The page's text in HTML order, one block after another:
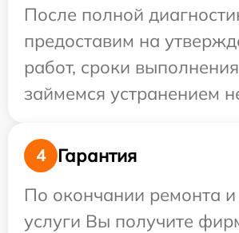
После полной
предоставим на
работ, сроки
займемся устранением
4
Гарантия
По окончании ремонта
услуги Вы получите